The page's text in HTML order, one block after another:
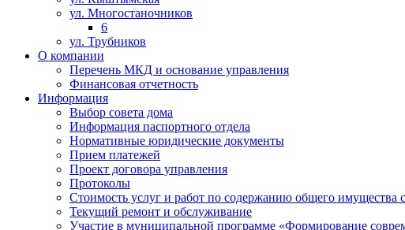
ул. Многостаночников
6
ул. Трубников
О компании
Перечень МКД и основание управления
Финансовая отчетность
Информация
Выбор совета дома
Информация паспортного отдела
Нормативные юридические документы
Прием платежей
Проект договора управления
Протоколы
Стоимость услуг и работ по содержанию общего
Текущий ремонт и обслуживание
Участие в муниципальной программе «Формирование